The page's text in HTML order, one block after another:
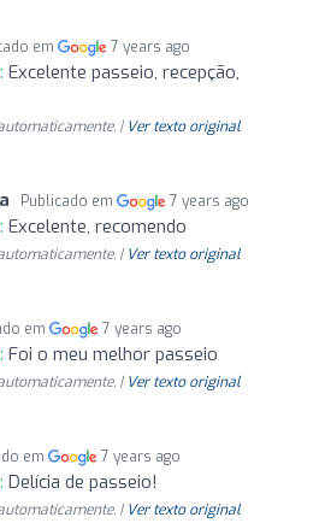
em 7 years ago
Excelente passeio, recepção,
| Ver texto original
Publicado em 7 years ago
Excelente, recomendo
| Ver texto original
em 7 years ago
Foi o meu melhor passeio
| Ver texto original
em 7 years ago
Delícia de passeio!
| Ver texto original